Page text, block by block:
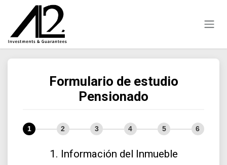
Ir al contenido
Formulario de estudio
Pensionado
1 2 3 4 5 6
1. Información del Inmueble